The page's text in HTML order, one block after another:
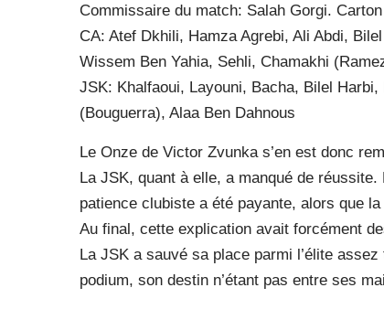
Commissaire du match: Salah Gorgi.
CA: Atef Dkhili, Hamza Agrebi, Ali Abdi,
Wissem Ben Yahia, Sehli, Chamakhi
JSK: Khalfaoui, Layouni, Bacha, Bilel
(Bouguerra), Alaa Ben Dahnous
Le Onze de Victor Zvunka s’en est donc
La JSK, quant à elle, a manqué de
patience clubiste a été payante, alors que
Au final, cette explication avait forcément
La JSK a sauvé sa place parmi l’élite
podium, son destin n’étant pas entre ses